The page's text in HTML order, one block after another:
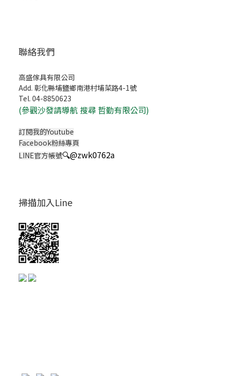
聯絡我們
高盛傢具有限公司
Add. 彰化縣埔鹽鄉南港村埔菜路4-1號
Tel. 04-8850623
(參觀沙發請導航 搜尋 哲勤有限公司)
訂閱我的Youtube
Facebook粉絲專頁
LINE官方帳號🔍@zwk0762a
掃描加入Line